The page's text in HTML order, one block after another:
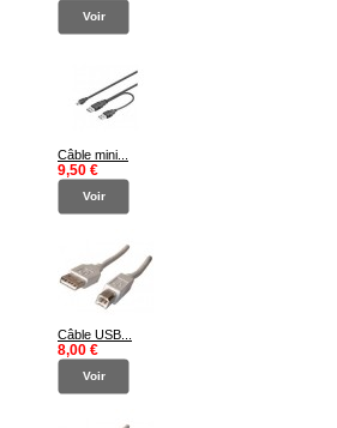
Voir
Câble mini...
9,50 €
Voir
Câble USB...
8,00 €
Voir